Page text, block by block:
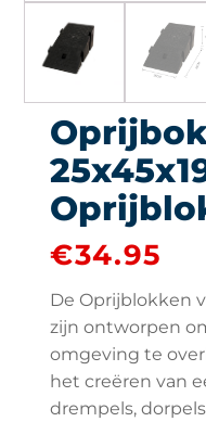
€34.95
De Oprijblokken
zijn ontworpen
omgeving te
het creëren van
drempels,